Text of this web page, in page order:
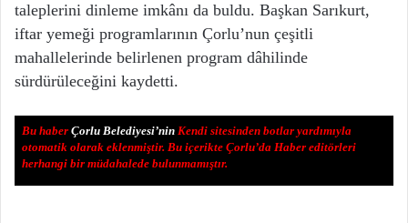
taleplerini dinleme imkânı da buldu. Başkan Sarıkurt,
iftar yemeği programlarının Çorlu’nun çeşitli
mahallelerinde belirlenen program dâhilinde
sürdürüleceğini kaydetti.
Bu haberÇorlu Belediyesi’nin Kendi sitesinden botlar yardımıyla
otomatik olarak eklenmiştir. Bu içerikte Çorlu’da Haber editörleri
herhangi bir müdahalede bulunmamıştır.